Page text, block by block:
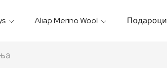
Aliap Merino Wool Подароци